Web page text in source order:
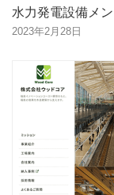
水力発電設備メ
2023年2月28日